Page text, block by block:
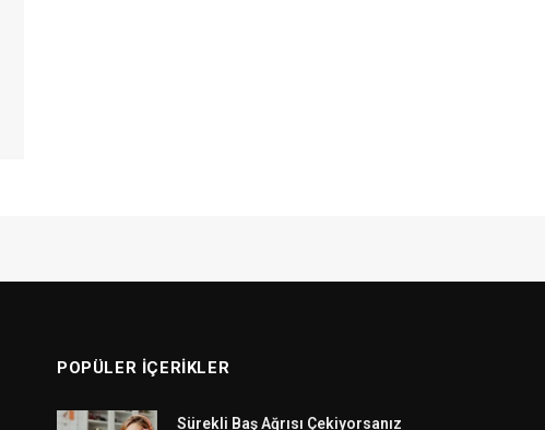
POPÜLER İÇERIKLER
Sürekli Baş Ağrısı Çekiyorsanız